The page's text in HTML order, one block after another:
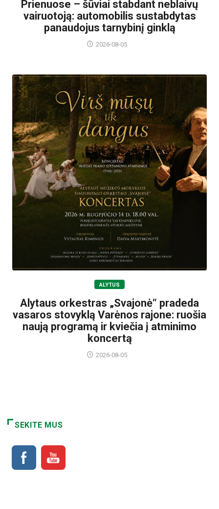
Prienuose – šūviai stabdant neblaivų
vairuotoją: automobilis sustabdytas
panaudojus tarnybinį ginklą
2026-08-05
ALYTUS
Alytaus orkestras „Svajonė“ pradeda
vasaros stovyklą Varėnos rajone: ruošia
naują programą ir kviečia į atminimo
koncertą
2026-08-05
SEKITE MUS